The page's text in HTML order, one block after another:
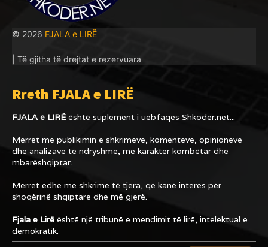
© 2026 FJALA e LIRË
| Të gjitha të drejtat e rezervuara
Rreth FJALA e LIRË
FJALA e LIRËështë suplement i uebfaqes Shkoder.net...
Merret me publikimin e shkrimeve, komenteve, opinioneve
dhe analizave të ndryshme, me karakter kombëtar dhe
mbarëshqiptar.
Merret edhe me shkrime të tjera, që kanë interes për
shoqërinë shqiptare dhe më gjerë.
Fjala e Lirë është një tribunë e mendimit të lirë, intelektual e
demokratik.